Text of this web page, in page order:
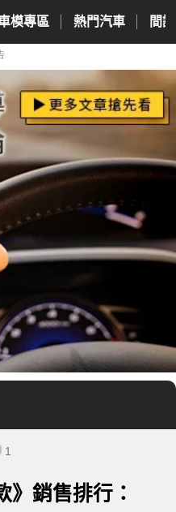
模專區 熱門汽車 間
1
》銷售排行：